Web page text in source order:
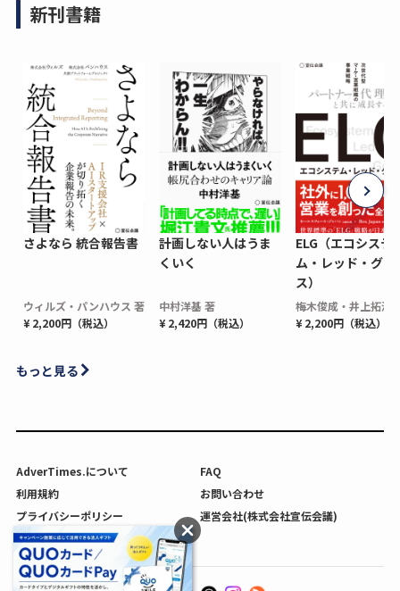
新刊書籍
さよなら 統合報告書
ウィルズ・パンハウス 著
¥ 2,200円（税込）
計画しない人はうま
くいく
中村洋基 著
¥ 2,420円（税込）
ELG（エコシステ
ム・レッド・グロ
ス）
梅木俊成・井上拓海
¥ 2,200円（税込）
もっと見る
AdverTimes.について
FAQ
利用規約
お問い合わせ
プライバシーポリシー
運営会社(株式会社宣伝会議)
利用者情報の外部送信について